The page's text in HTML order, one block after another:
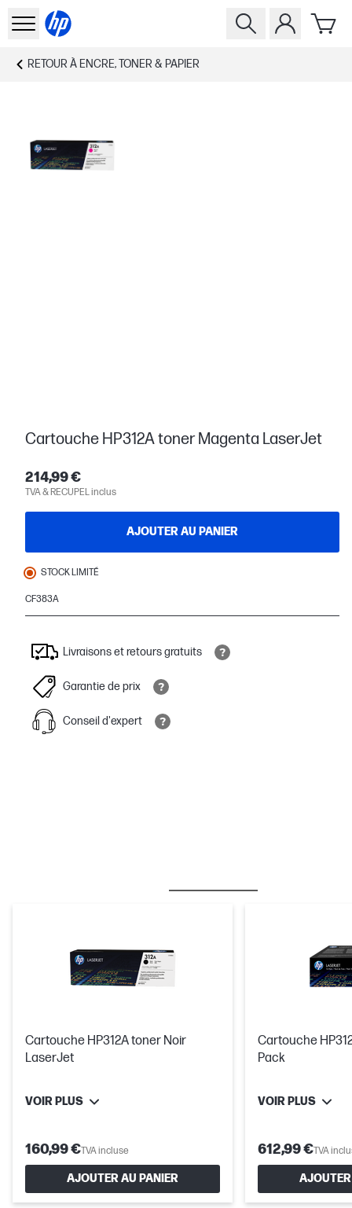
RETOUR À ENCRE, TONER & PAPIER
Cartouche HP312A toner Magenta LaserJet
214,99 €
TVA & RECUPEL inclus
AJOUTER AU PANIER
STOCK LIMITÉ
CF383A
Livraisons et retours gratuits
Garantie de prix
Conseil d'expert
Cartouche HP312A toner Noir
LaserJet
VOIR PLUS
160,99 €TVA incluse
AJOUTER AU PANIER
Cartouche
Pack
VOIR PLUS
612,99 €TVA